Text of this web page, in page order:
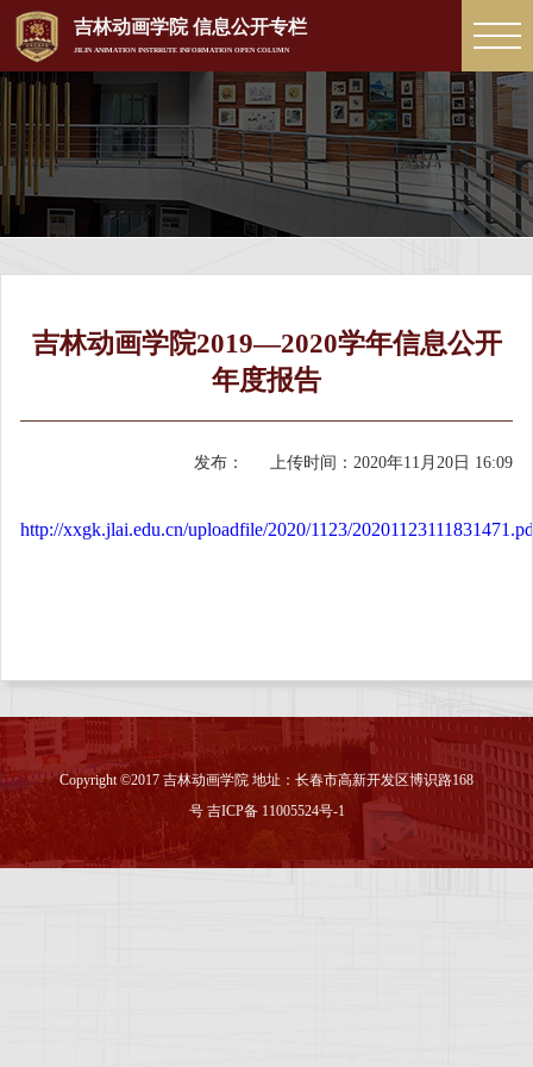
吉林动画学院 信息公开专栏
JILIN ANIMATION INSTRRUTE INFORMATION OPEN COLUMN
吉林动画学院2019—2020学年信息公开
年度报告
上传时间： 2020年11月20日 16:09
发布：
http://xxgk.jlai.edu.cn/uploadfile/2020/1123/
Copyright ©2017 吉林动画学院 地址：长春市高新开发区博识路168
号 吉ICP备 11005524号-1